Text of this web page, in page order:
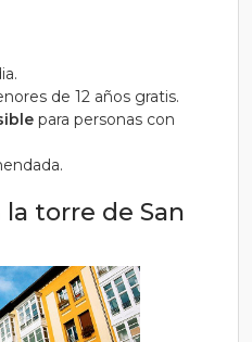
de 12 años gratis.
para personas con
torre de San